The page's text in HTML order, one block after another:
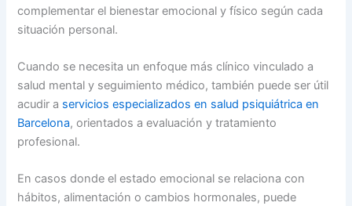
complementar el bienestar emocional y físico según cada
situación personal.
Cuando se necesita un enfoque más clínico vinculado a
salud mental y seguimiento médico, también puede ser útil
acudir a servicios especializados en salud psiquiátrica en
Barcelona, orientados a evaluación y tratamiento
profesional.
En casos donde el estado emocional se relaciona con
hábitos, alimentación o cambios hormonales, puede